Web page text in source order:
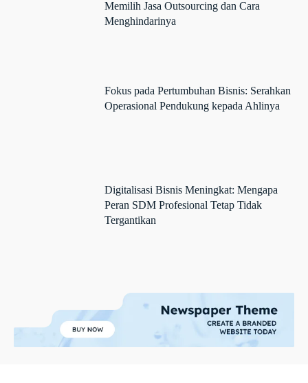
Memilih Jasa Outsourcing dan Cara
Menghindarinya
Fokus pada Pertumbuhan Bisnis: Serahkan
Operasional Pendukung kepada Ahlinya
Digitalisasi Bisnis Meningkat: Mengapa
Peran SDM Profesional Tetap Tidak
Tergantikan